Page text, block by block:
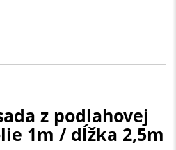
z podlahovej
1m / dĺžka 2,5m